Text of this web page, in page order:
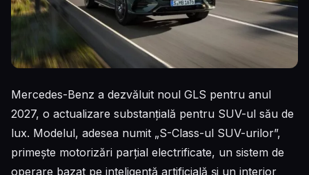
Mercedes-Benz a dezvăluit noul GLS pentru anul
2027, o actualizare substanțială pentru SUV-ul său de
lux. Modelul, adesea numit „S-Class-ul SUV-urilor”,
primește motorizări parțial electrificate, un sistem de
operare bazat pe inteligență artificială și un interior